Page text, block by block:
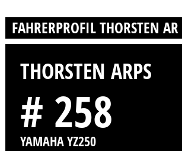
FAHRERPROFIL THORSTEN ARPS
THORSTEN ARPS
# 258
YAMAHA YZ250